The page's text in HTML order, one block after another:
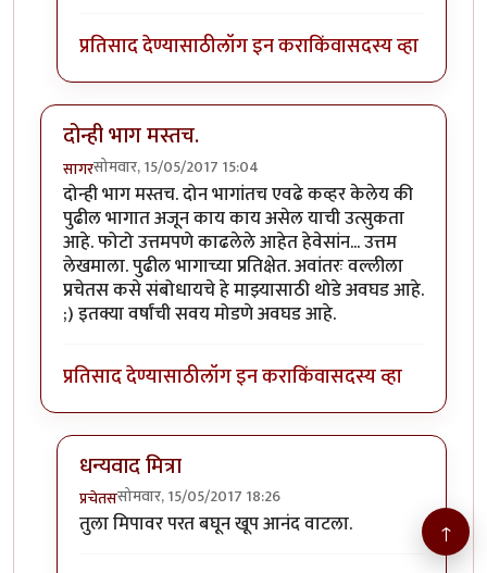
प्रतिसाद देण्यासाठीलॉग इन कराकिंवासदस्य व्हा
दोन्ही भाग मस्तच.
सागरसोमवार, 15/05/2017 15:04
दोन्ही भाग मस्तच. दोन भागांतच एवढे कव्हर केलेय की
पुढील भागात अजून काय काय असेल याची उत्सुकता
आहे. फोटो उत्तमपणे काढलेले आहेत हेवेसांन... उत्तम
लेखमाला. पुढील भागाच्या प्रतिक्षेत. अवांतरः वल्लीला
प्रचेतस कसे संबोधायचे हे माझ्यासाठी थोडे अवघड आहे.
;) इतक्या वर्षांची सवय मोडणे अवघड आहे.
प्रतिसाद देण्यासाठीलॉग इन कराकिंवासदस्य व्हा
धन्यवाद मित्रा
प्रचेतससोमवार, 15/05/2017 18:26
In reply toदोन्ही भाग मस्तच.byसागर
तुला मिपावर परत बघून खूप आनंद वाटला. ↑